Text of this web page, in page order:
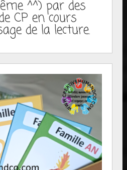
^^) par des
CP en cours
de la lecture.